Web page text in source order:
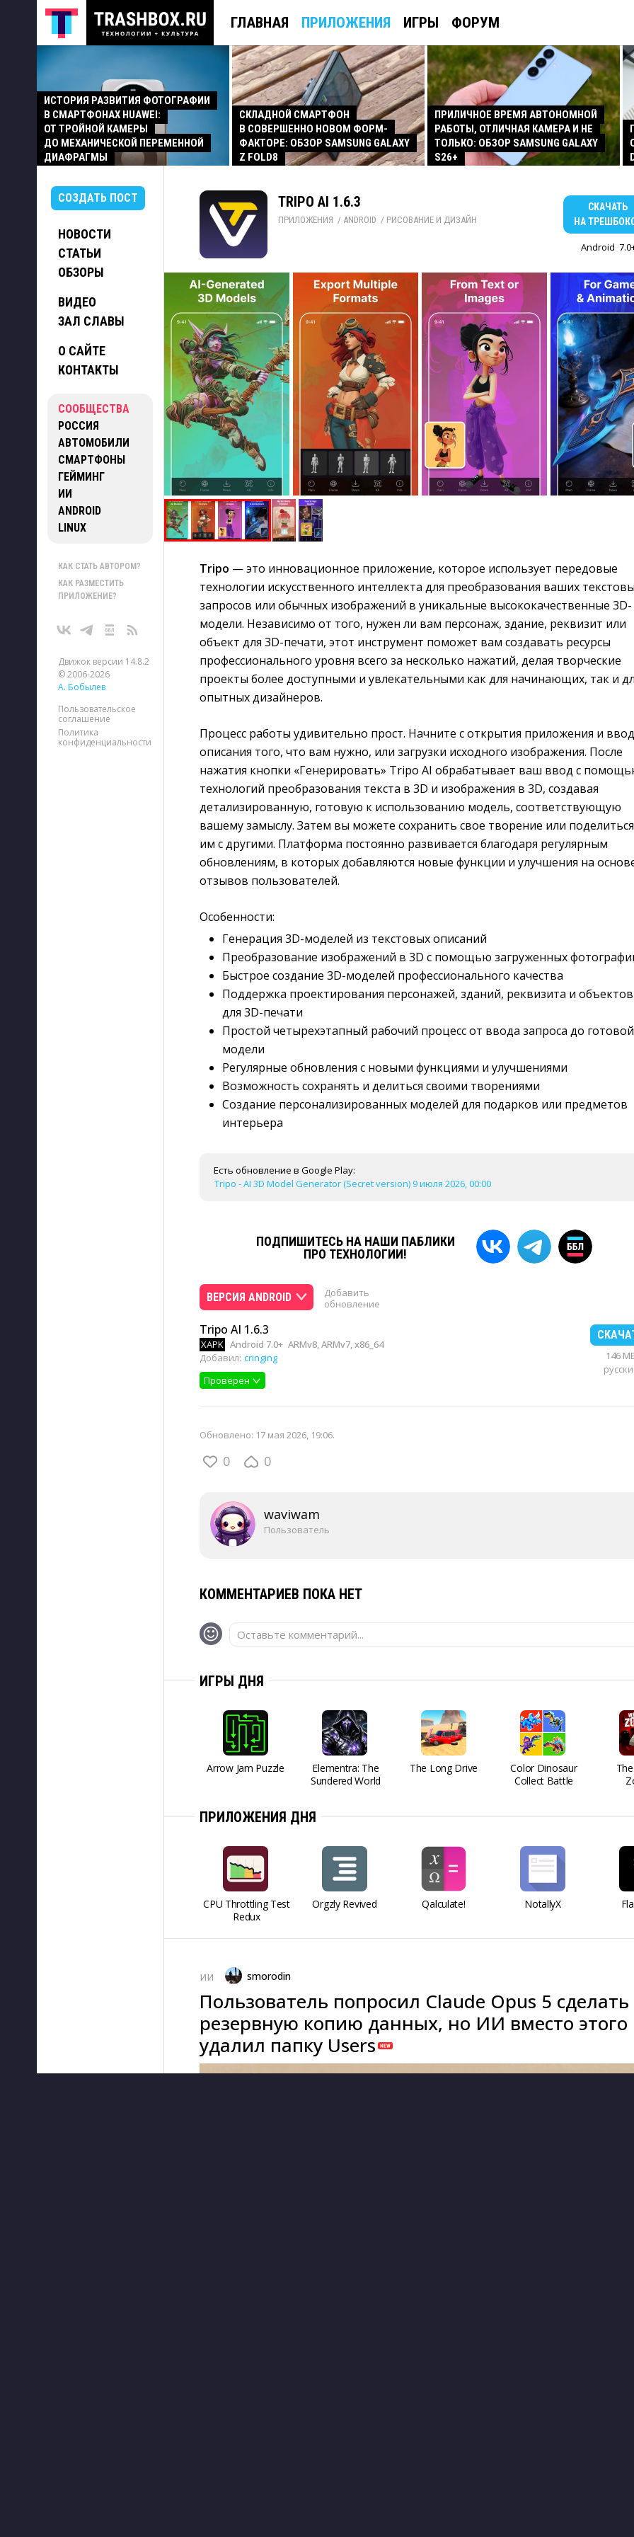
ГЛАВНАЯ ПРИЛОЖЕНИЯ ИГРЫ ФОРУМ
ИСТОРИЯ РАЗВИТИЯ ФОТОГРАФИИ
В СМАРТФОНАХ HUAWEI:
ОТ ТРОЙНОЙ КАМЕРЫ
ДО МЕХАНИЧЕСКОЙ ПЕРЕМЕННОЙ
ДИАФРАГМЫ
СКЛАДНОЙ СМАРТФОН
В СОВЕРШЕННО НОВОМ ФОРМ-
ФАКТОРЕ: ОБЗОР SAMSUNG GALAXY
Z FOLD8
ПРИЛИЧНОЕ ВРЕМЯ АВТОНОМНОЙ
РАБОТЫ, ОТЛИЧНАЯ КАМЕРА И НЕ
ТОЛЬКО: ОБЗОР SAMSUNG GALAXY
S26+
СОЗДАТЬ ПОСТ
НОВОСТИ
СТАТЬИ
ОБЗОРЫ
ВИДЕО
ЗАЛ СЛАВЫ
О САЙТЕ
КОНТАКТЫ
СООБЩЕСТВА
РОССИЯ
АВТОМОБИЛИ
СМАРТФОНЫ
ГЕЙМИНГ
ИИ
ANDROID
LINUX
КАК СТАТЬ АВТОРОМ?
КАК РАЗМЕСТИТЬ
ПРИЛОЖЕНИЕ?
Движок версии 14.8.2
© 2006-2026
А. Бобылев
Пользовательское
соглашение
Политика
конфиденциальности
TRIPO AI 1.6.3
ПРИЛОЖЕНИЯ / ANDROID / РИСОВАНИЕ И ДИЗАЙН
СКАЧАТЬ
НА
Android
Tripo — это инновационное приложение, которое использует передовые
технологии искусственного интеллекта для преобразования ваших
запросов или обычных изображений в уникальные высококачественные 3D-
модели. Независимо от того, нужен ли вам персонаж, здание, реквизит или
объект для 3D-печати, этот инструмент поможет вам создавать ресурсы
профессионального уровня всего за несколько нажатий, делая творческие
проекты более доступными и увлекательными как для начинающих, так и
опытных дизайнеров.
Процесс работы удивительно прост. Начните с открытия приложения и
описания того, что вам нужно, или загрузки исходного изображения. После
нажатия кнопки «Генерировать» Tripo AI обрабатывает ваш ввод с
технологий преобразования текста в 3D и изображения в 3D, создавая
детализированную, готовую к использованию модель, соответствующую
вашему замыслу. Затем вы можете сохранить свое творение или поделиться
им с другими. Платформа постоянно развивается благодаря регулярным
обновлениям, в которых добавляются новые функции и улучшения на
отзывов пользователей.
Особенности:
Генерация 3D-моделей из текстовых описаний
Преобразование изображений в 3D с помощью загруженных
Быстрое создание 3D-моделей профессионального качества
Поддержка проектирования персонажей, зданий, реквизита и объектов
для 3D-печати
Простой четырехэтапный рабочий процесс от ввода запроса до готовой
модели
Регулярные обновления с новыми функциями и улучшениями
Возможность сохранять и делиться своими творениями
Создание персонализированных моделей для подарков или предметов
интерьера
Есть обновление в Google Play:
Tripo - AI 3D Model Generator (Secret version) 9 июля 2026, 00:00
ПОДПИШИТЕСЬ НА НАШИ ПАБЛИКИ
ПРО ТЕХНОЛОГИИ!
ВЕРСИЯ ANDROID
Добавить
обновление
Tripo AI 1.6.3
XAPK Android 7.0+ ARMv8, ARMv7, x86_64
Добавил: cringing
Проверен
146
Обновлено: 17 мая 2026, 19:06.
0 0
waviwam
Пользователь
КОММЕНТАРИЕВ ПОКА НЕТ
Оставьте комментарий...
ИГРЫ ДНЯ
Arrow Jam Puzzle
Elementra: The
Sundered World
The Long Drive
Color Dinosaur
Collect Battle
ПРИЛОЖЕНИЯ ДНЯ
CPU Throttling Test
Redux
Orgzly Revived Qalculate! NotallyX
ИИ smorodin
Пользователь попросил Claude Opus 5 сделать
резервную копию данных, но ИИ вместо этого
удалил папку Users